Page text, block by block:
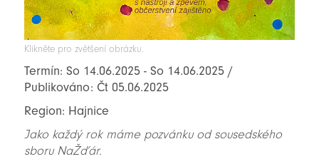
Klikněte pro zvětšení obrázku.
Termín: So 14.06.2025 - So 14.06.2025 /
Publikováno: Čt 05.06.2025
Region: Hajnice
Jako každý rok máme pozvánku od sousedského
sboru NaŽďár.